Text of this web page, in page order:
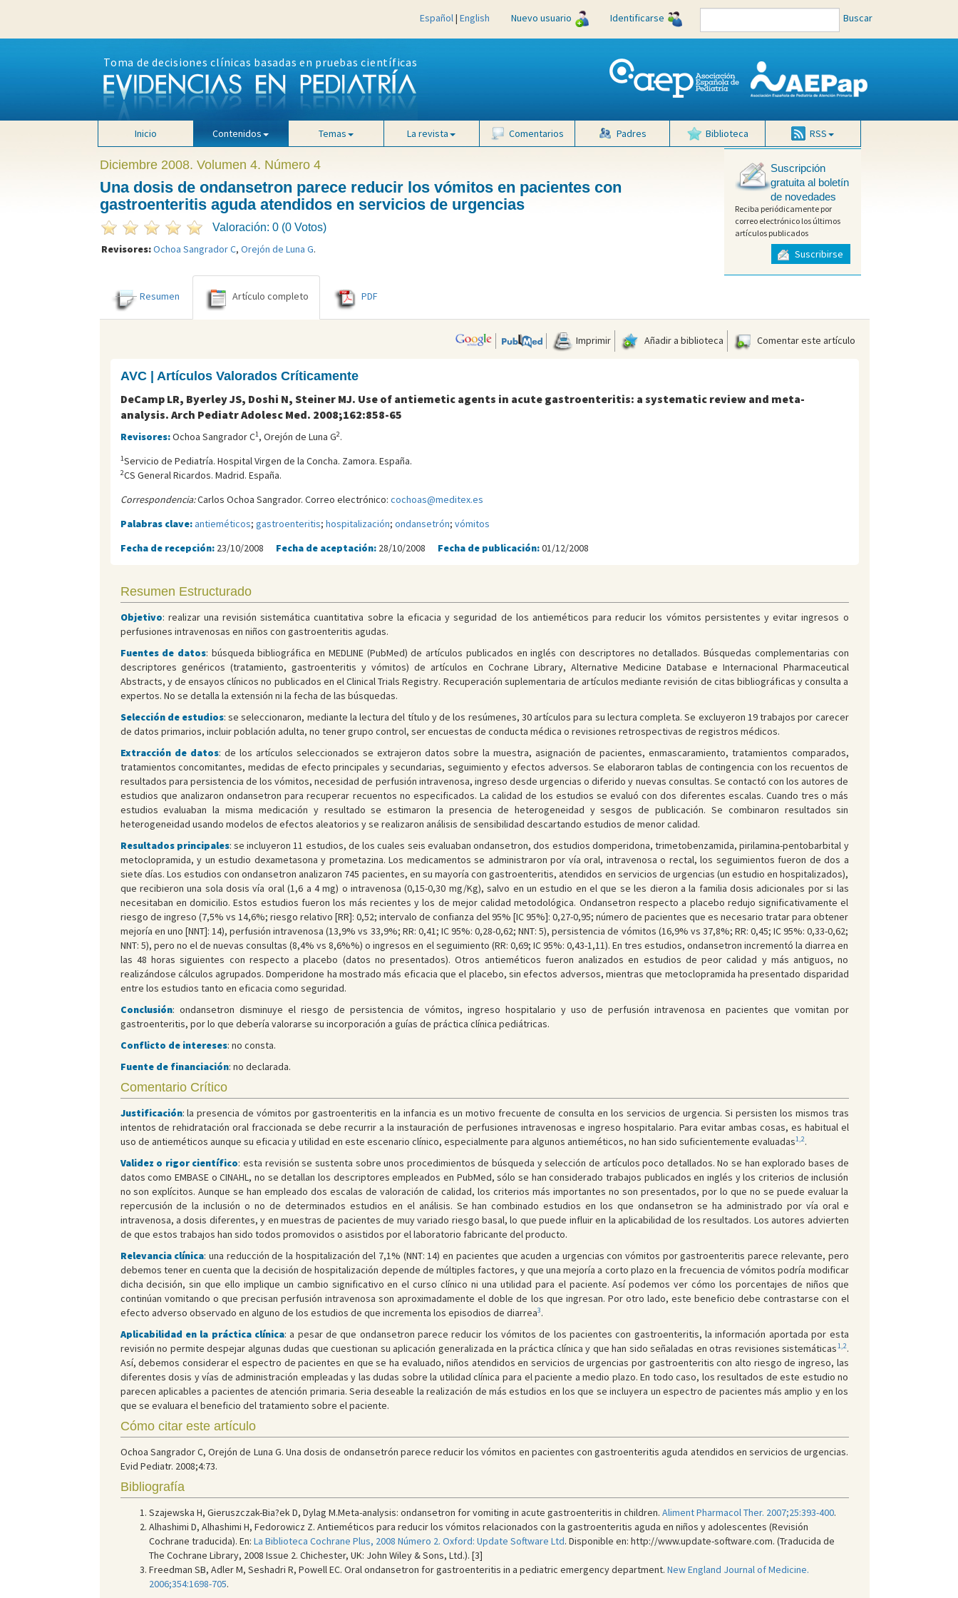
Español| English Nuevo usuario Identificarse Buscar
Toma de decisiones clínicas basadas en pruebas científicas
Inicio Contenidos Temas La revista Comentarios Padres Biblioteca RSS
Diciembre 2008. Volumen 4. Número 4
Una dosis de ondansetron parece reducir los vómitos en pacientes con
gastroenteritis aguda atendidos en servicios de urgencias
Valoración: 0 (0 Votos)
Revisores:Ochoa Sangrador C, Orejón de Luna G.
Suscripción
gratuita al boletín
de novedades
Reciba periódicamente por
correo electrónico los últimos
artículos publicados
Suscribirse
Resumen Artículo completo PDF
Imprimir Añadir a biblioteca Comentar este artículo
AVC | Artículos Valorados Críticamente
DeCamp LR, Byerley JS, Doshi N, Steiner MJ. Use of antiemetic agents in acute gastroenteritis: a systematic review and meta-
analysis. Arch Pediatr Adolesc Med. 2008;162:858-65
Revisores:Ochoa Sangrador C1, Orejón de Luna G2.
1Servicio de Pediatrí­a. Hospital Virgen de la Concha. Zamora. España.
2CS General Ricardos. Madrid. España.
Correspondencia:Carlos Ochoa Sangrador. Correo electrónico: cochoas@meditex.es
Palabras clave:antieméticos; gastroenteritis; hospitalización; ondansetrón; vómitos
Fecha de recepción: 23/10/2008 Fecha de aceptación: 28/10/2008 Fecha de publicación:01/12/2008
Resumen Estructurado
Objetivo: realizar una revisión sistemática cuantitativa sobre la eficacia y seguridad de los antieméticos para reducir los vómitos persistentes y evitar ingresos o
perfusiones intravenosas en niños con gastroenteritis agudas.
Fuentes de datos: búsqueda bibliográfica en MEDLINE (PubMed) de artículos publicados en inglés con descriptores no detallados. Búsquedas complementarias con
descriptores genéricos (tratamiento, gastroenteritis y vómitos) de artículos en Cochrane Library, Alternative Medicine Database e Internacional Pharmaceutical
Abstracts, y de ensayos clínicos no publicados en el Clinical Trials Registry. Recuperación suplementaria de artículos mediante revisión de citas bibliográficas y consulta a
expertos. No se detalla la extensión ni la fecha de las búsquedas.
Selección de estudios: se seleccionaron, mediante la lectura del título y de los resúmenes, 30 artículos para su lectura completa. Se excluyeron 19 trabajos por carecer
de datos primarios, incluir población adulta, no tener grupo control, ser encuestas de conducta médica o revisiones retrospectivas de registros médicos.
Extracción de datos: de los artículos seleccionados se extrajeron datos sobre la muestra, asignación de pacientes, enmascaramiento, tratamientos comparados,
tratamientos concomitantes, medidas de efecto principales y secundarias, seguimiento y efectos adversos. Se elaboraron tablas de contingencia con los recuentos de
resultados para persistencia de los vómitos, necesidad de perfusión intravenosa, ingreso desde urgencias o diferido y nuevas consultas. Se contactó con los autores de
estudios que analizaron ondansetron para recuperar recuentos no especificados. La calidad de los estudios se evaluó con dos diferentes escalas. Cuando tres o más
estudios evaluaban la misma medicación y resultado se estimaron la presencia de heterogeneidad y sesgos de publicación. Se combinaron resultados sin
heterogeneidad usando modelos de efectos aleatorios y se realizaron análisis de sensibilidad descartando estudios de menor calidad.
Resultados principales: se incluyeron 11 estudios, de los cuales seis evaluaban ondansetron, dos estudios domperidona, trimetobenzamida, pirilamina-pentobarbital y
metoclopramida, y un estudio dexametasona y prometazina. Los medicamentos se administraron por vía oral, intravenosa o rectal, los seguimientos fueron de dos a
siete días. Los estudios con ondansetron analizaron 745 pacientes, en su mayoría con gastroenteritis, atendidos en servicios de urgencias (un estudio en hospitalizados),
que recibieron una sola dosis vía oral (1,6 a 4 mg) o intravenosa (0,15-0,30 mg/Kg), salvo en un estudio en el que se les dieron a la familia dosis adicionales por si las
necesitaban en domicilio. Estos estudios fueron los más recientes y los de mejor calidad metodológica. Ondansetron respecto a placebo redujo significativamente el
riesgo de ingreso (7,5% vs 14,6%; riesgo relativo [RR]: 0,52; intervalo de confianza del 95% [IC 95%]: 0,27-0,95; número de pacientes que es necesario tratar para obtener
mejoría en uno [NNT]: 14), perfusión intravenosa (13,9% vs 33,9%; RR: 0,41; IC 95%: 0,28-0,62; NNT: 5), persistencia de vómitos (16,9% vs 37,8%; RR: 0,45; IC 95%: 0,33-0,62;
NNT: 5), pero no el de nuevas consultas (8,4% vs 8,6%%) o ingresos en el seguimiento (RR: 0,69; IC 95%: 0,43-1,11). En tres estudios, ondansetron incrementó la diarrea en
las 48 horas siguientes con respecto a placebo (datos no presentados). Otros antieméticos fueron analizados en estudios de peor calidad y más antiguos, no
realizándose cálculos agrupados. Domperidone ha mostrado más eficacia que el placebo, sin efectos adversos, mientras que metoclopramida ha presentado disparidad
entre los estudios tanto en eficacia como seguridad.
Conclusión: ondansetron disminuye el riesgo de persistencia de vómitos, ingreso hospitalario y uso de perfusión intravenosa en pacientes que vomitan por
gastroenteritis, por lo que debería valorarse su incorporación a guías de práctica clínica pediátricas.
Conflicto de intereses: no consta.
Fuente de financiación: no declarada.
Comentario Crítico
Justificación: la presencia de vómitos por gastroenteritis en la infancia es un motivo frecuente de consulta en los servicios de urgencia. Si persisten los mismos tras
intentos de rehidratación oral fraccionada se debe recurrir a la instauración de perfusiones intravenosas e ingreso hospitalario. Para evitar ambas cosas, es habitual el
uso de antieméticos aunque su eficacia y utilidad en este escenario clínico, especialmente para algunos antieméticos, no han sido suficientemente evaluadas1,2.
Validez o rigor científico: esta revisión se sustenta sobre unos procedimientos de búsqueda y selección de artículos poco detallados. No se han explorado bases de
datos como EMBASE o CINAHL, no se detallan los descriptores empleados en PubMed, sólo se han considerado trabajos publicados en inglés y los criterios de inclusión
no son explícitos. Aunque se han empleado dos escalas de valoración de calidad, los criterios más importantes no son presentados, por lo que no se puede evaluar la
repercusión de la inclusión o no de determinados estudios en el análisis. Se han combinado estudios en los que ondansetron se ha administrado por vía oral e
intravenosa, a dosis diferentes, y en muestras de pacientes de muy variado riesgo basal, lo que puede influir en la aplicabilidad de los resultados. Los autores advierten
de que estos trabajos han sido todos promovidos o asistidos por el laboratorio fabricante del producto.
Relevancia clínica: una reducción de la hospitalización del 7,1% (NNT: 14) en pacientes que acuden a urgencias con vómitos por gastroenteritis parece relevante, pero
debemos tener en cuenta que la decisión de hospitalización depende de múltiples factores, y que una mejoría a corto plazo en la frecuencia de vómitos podría modificar
dicha decisión, sin que ello implique un cambio significativo en el curso clínico ni una utilidad para el paciente. Así podemos ver cómo los porcentajes de niños que
continúan vomitando o que precisan perfusión intravenosa son aproximadamente el doble de los que ingresan. Por otro lado, este beneficio debe contrastarse con el
efecto adverso observado en alguno de los estudios de que incrementa los episodios de diarrea3.
Aplicabilidad en la práctica clínica: a pesar de que ondansetron parece reducir los vómitos de los pacientes con gastroenteritis, la información aportada por esta
revisión no permite despejar algunas dudas que cuestionan su aplicación generalizada en la práctica clínica y que han sido señaladas en otras revisiones sistemáticas1,2.
Así, debemos considerar el espectro de pacientes en que se ha evaluado, niños atendidos en servicios de urgencias por gastroenteritis con alto riesgo de ingreso, las
diferentes dosis y vías de administración empleadas y las dudas sobre la utilidad clínica para el paciente a medio plazo. En todo caso, los resultados de este estudio no
parecen aplicables a pacientes de atención primaria. Seria deseable la realización de más estudios en los que se incluyera un espectro de pacientes más amplio y en los
que se evaluara el beneficio del tratamiento sobre el paciente.
Cómo citar este artículo
Ochoa Sangrador C, Orejón de Luna G. Una dosis de ondansetrón parece reducir los vómitos en pacientes con gastroenteritis aguda atendidos en servicios de urgencias.
Evid Pediatr. 2008;4:73.
Bibliografía
Szajewska H, Gieruszczak-Bia?ek D, Dylag M.Meta-analysis: ondansetron for vomiting in acute gastroenteritis in children. Aliment Pharmacol Ther. 2007;25:393-400.
Alhashimi D, Alhashimi H, Fedorowicz Z. Antieméticos para reducir los vómitos relacionados con la gastroenteritis aguda en niños y adolescentes (Revisión
Cochrane traducida). En: La Biblioteca Cochrane Plus, 2008 Número 2. Oxford: Update Software Ltd. Disponible en: http://www.update-software.com. (Traducida de
The Cochrane Library, 2008 Issue 2. Chichester, UK: John Wiley & Sons, Ltd.). [3]
Freedman SB, Adler M, Seshadri R, Powell EC. Oral ondansetron for gastroenteritis in a pediatric emergency department. New England Journal of Medicine.
2006;354:1698-705.